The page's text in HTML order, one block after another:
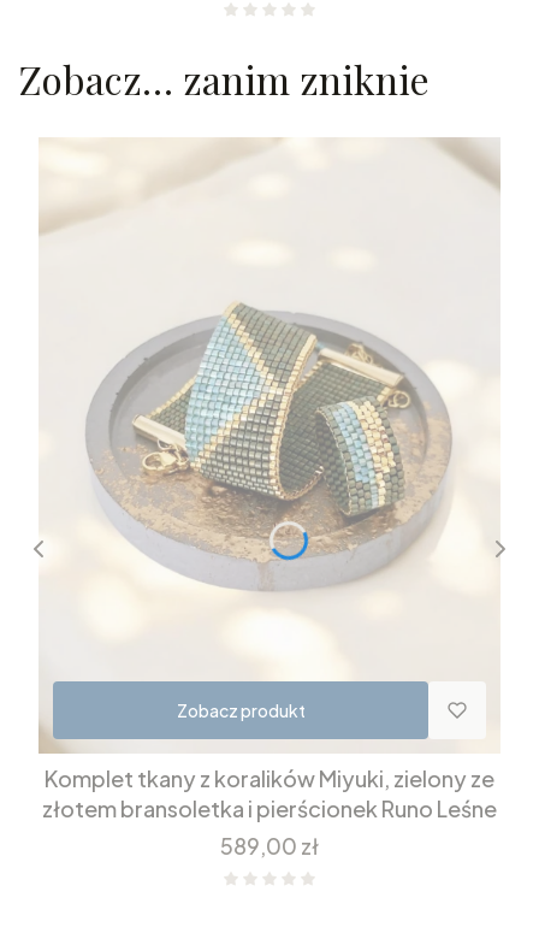
Zobacz… zanim zniknie
Zobacz produkt
Komplet tkany z koralików Miyuki, zielony ze
złotem bransoletka i pierścionek Runo Leśne
Cena
589,00 zł